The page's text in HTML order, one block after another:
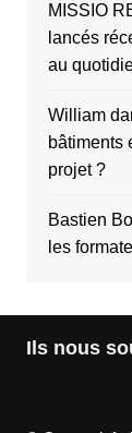
MISSIO
lancés
au
William
bâtiments
projet ?
Bastien
les
Ils nous